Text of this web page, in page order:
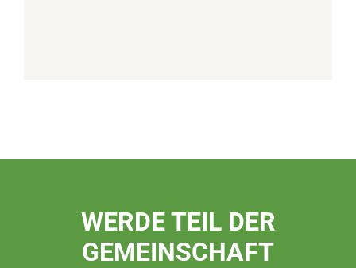
WERDE TEIL DER
GEMEINSCHAFT